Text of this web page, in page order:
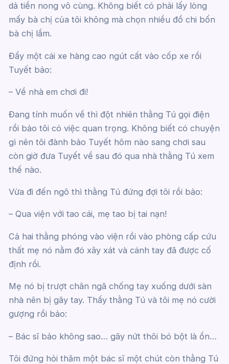
dả tiền nong vô cùng. Không biết có phải lấy lòng
mấy bà chị của tôi không mà chọn nhiều đồ chi bốn
bà chị lắm.
Đẩy một cái xe hàng cao ngút cất vào cốp xe rồi
Tuyết bảo:
– Về nhà em chơi đi!
Đang tính muốn về thì đột nhiên thằng Tú gọi điện
rồi bảo tôi có việc quan trọng. Không biết có chuyện
gì nên tôi đành bảo Tuyết hôm nào sang chơi sau
còn giờ đưa Tuyết về sau đó qua nhà thằng Tú xem
thế nào.
Vừa đi đến ngõ thì thằng Tú đứng đợi tôi rồi bảo:
– Qua viện với tao cái, mẹ tao bị tai nạn!
Cả hai thằng phóng vào viện rồi vào phòng cấp cứu
thất mẹ nó nằm đó xây xát và cánh tay đã được cố
định rồi.
Mẹ nó bị trượt chân ngã chống tay xuống dưới sàn
nhà nên bị gãy tay. Thấy thằng Tú và tôi mẹ nó cười
gượng rồi bảo:
– Bác sĩ bảo không sao… gãy nứt thôi bó bột là ổn…
Tôi đứng hỏi thăm một bác sĩ một chút còn thằng Tú